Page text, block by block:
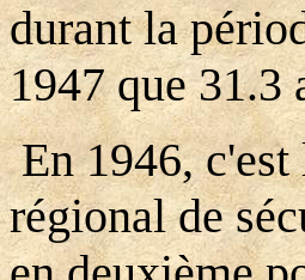
durant la
1947 que 31.3
En 1946, c'est
régional de